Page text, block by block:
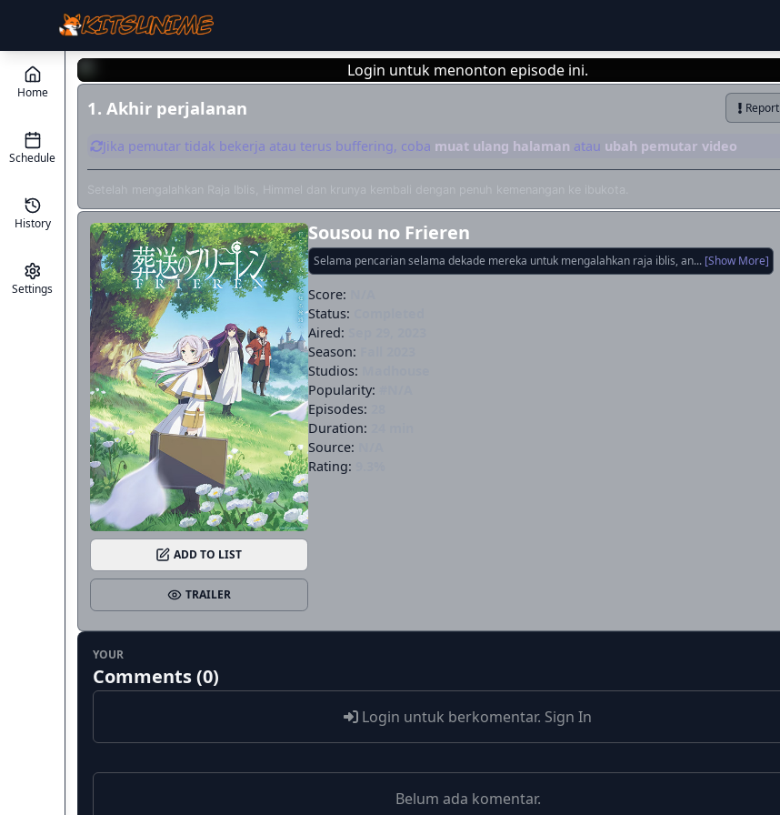
Home
Schedule
History
Settings
Login untuk menonton episode ini.
1. Akhir perjalanan Report
Jika pemutar tidak bekerja atau terus buffering, coba muat ulang halaman atau ubah pemutar video
ADD TO LIST
TRAILER
Sousou no Frieren
Selama pencarian selama dekade mereka untuk mengalahkan raja iblis, an... [Show More]
Score:
Status:
Aired:
Season:
Studios:
Popularity:
Episodes:
Duration:
Source:
Rating:
YOUR
Comments (0)
Login untuk berkomentar. Sign In
Belum ada komentar.